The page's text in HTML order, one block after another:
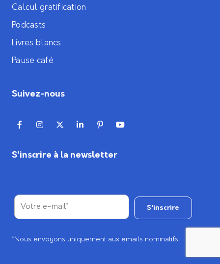
Calcul gratification
Podcasts
Livres blancs
Pause café
Suivez-nous
S'inscrire à la newsletter
*Nous envoyons uniquement aux emails nominatifs.